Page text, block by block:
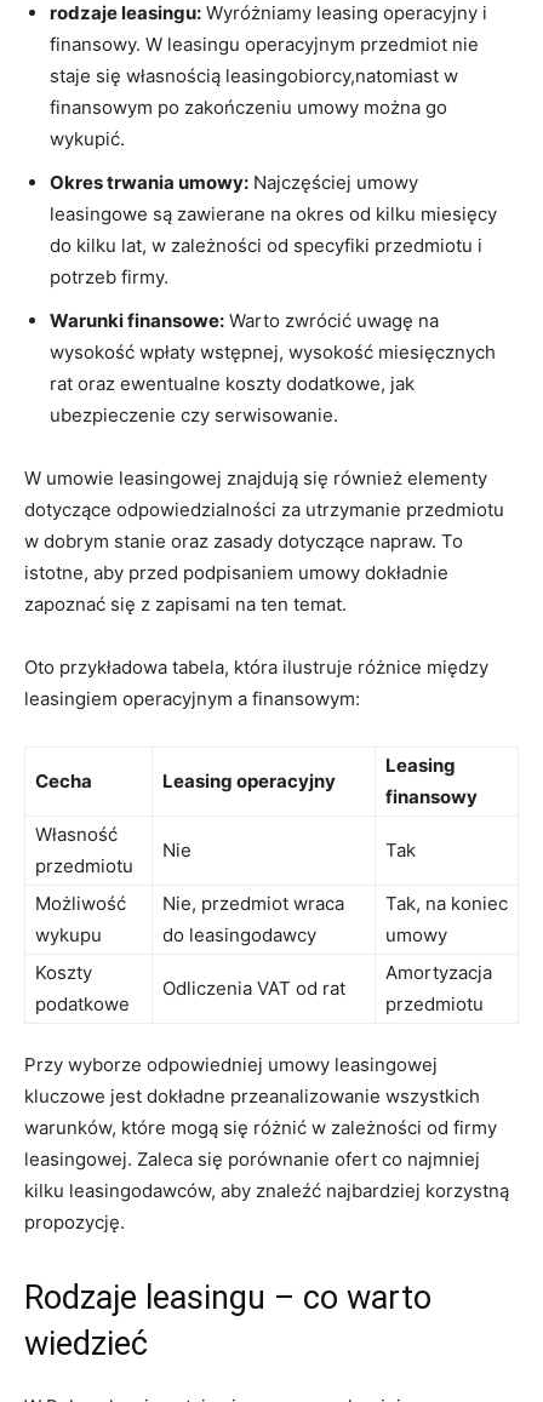
rodzaje leasingu: Wyróżniamy leasing operacyjny i
finansowy. W leasingu operacyjnym przedmiot nie
staje się własnością leasingobiorcy,natomiast w
finansowym po zakończeniu umowy można go
wykupić.
Okres trwania umowy: Najczęściej umowy
leasingowe są zawierane na okres od kilku miesięcy
do kilku lat, w zależności od specyfiki przedmiotu i
potrzeb firmy.
Warunki finansowe: Warto zwrócić uwagę na
wysokość wpłaty wstępnej, wysokość miesięcznych
rat oraz ewentualne koszty dodatkowe, jak
ubezpieczenie czy serwisowanie.
W umowie leasingowej znajdują się również elementy
dotyczące odpowiedzialności za utrzymanie przedmiotu
w dobrym stanie oraz zasady dotyczące napraw. To
istotne, aby przed podpisaniem umowy dokładnie
zapoznać się z zapisami na ten temat.
Oto przykładowa tabela, która ilustruje różnice między
leasingiem operacyjnym a finansowym:
Cecha Leasing operacyjny
Leasing
finansowy
Własność
przedmiotu
Nie Tak
Możliwość
wykupu
Nie, przedmiot wraca
do leasingodawcy
Tak, na koniec
umowy
Koszty
podatkowe
Odliczenia VAT od rat
Amortyzacja
przedmiotu
Przy wyborze odpowiedniej umowy leasingowej
kluczowe jest dokładne przeanalizowanie wszystkich
warunków, które mogą się różnić w zależności od firmy
leasingowej. Zaleca się porównanie ofert co najmniej
kilku leasingodawców, aby znaleźć najbardziej korzystną
propozycję.
Rodzaje leasingu – co warto
wiedzieć